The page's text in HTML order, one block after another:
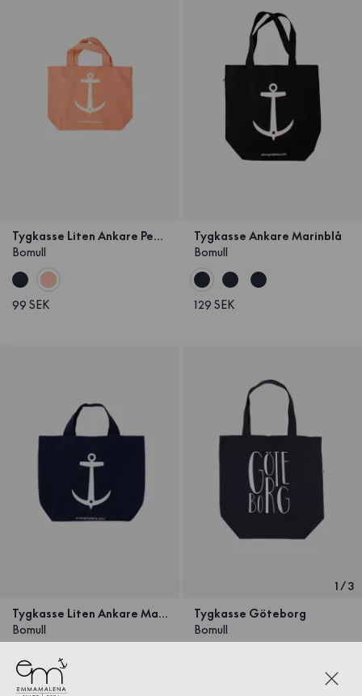
Tygkasse Liten Ankare Peach
Bomull
99 SEK
Tygkasse Ankare Marinblå
Bomull
129 SEK
Tygkasse Liten Ankare Marinblå
Bomull
99 SEK
1/3
Tygkasse Göteborg
Bomull